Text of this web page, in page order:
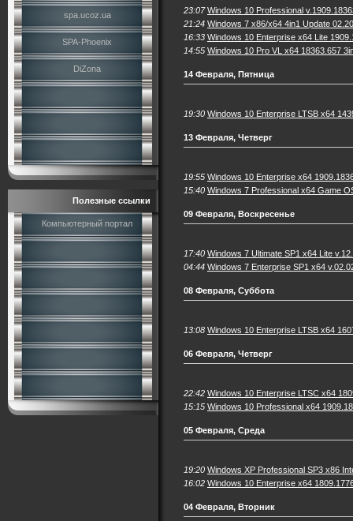
spa.ucoz.ua
SPA-Phoenix
DiZona
Полезные ссылки
Компьютерный портал
23:07 Windows 10 Professional
21:24 Windows 7 x86/x64 4in1 Update
16:33 Windows 10 Enterprise x64 Lite
14:55 Windows 10 Pro VL x64 18363.657
14 Февраля, Пятница
19:30 Windows 10 Enterprise LTSB x64
13 Февраля, Четверг
19:55 Windows 10 Enterprise x64
15:40 Windows 7 Professional х64 Game
09 Февраля, Воскресенье
17:40 Windows 7 Ultimate SP1 x64 Lite
04:44 Windows 7 Enterprise SP1 x64
08 Февраля, Суббота
13:08 Windows 10 Enterprise LTSB x64
06 Февраля, Четверг
22:42 Windows 10 Enterprise LTSC x64
15:15 Windows 10 Professional x64
05 Февраля, Среда
19:20 Windows XP Professional SP3 x86
16:02 Windows 10 Enterprise x64
04 Февраля, Вторник